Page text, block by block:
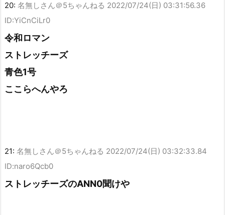
20: 名無しさん＠5ちゃんねる 2022/07/24(日) 03:31:56.36
ID:YiCnCiLr0
令和ロマン
ストレッチーズ
青色1号
ここらへんやろ
21: 名無しさん＠5ちゃんねる 2022/07/24(日) 03:32:33.84
ID:naro6Qcb0
ストレッチーズのANN0聞けや